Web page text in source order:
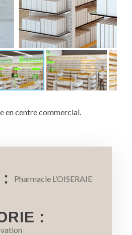
en centre commercial.
Pharmacie L’OISERAIE
: